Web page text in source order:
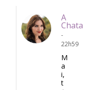
A
Chata
-
22h59
M
a
i,
t